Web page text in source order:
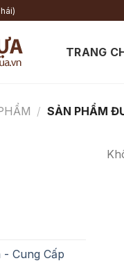
TRANG
/ SẢN PHẨM
Cung Cấp